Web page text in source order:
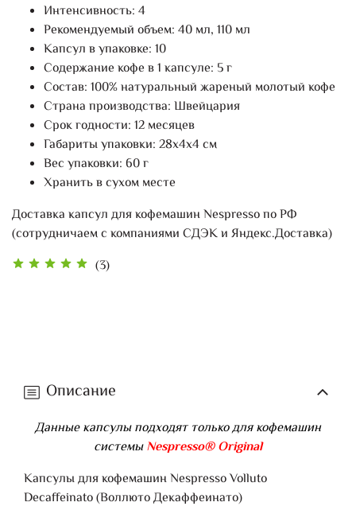
(3)
Интенсивность: 4
Рекомендуемый объем: 40 мл, 110 мл
Капсул в упаковке: 10
Содержание кофе в 1 капсуле: 5 г
Состав: 100% натуральный жареный молотый кофе
Страна производства: Швейцария
Срок годности: 12 месяцев
Габариты упаковки: 28х4х4 см
Вес упаковки: 60 г
Хранить в сухом месте
Доставка капсул для кофемашин Nespresso по РФ
(сотрудничаем с компаниями СДЭК и Яндекс.Доставка)
Описание
Данные капсулы подходят только для кофемашин
системыNespresso® Original
Капсулы для кофемашин Nespresso Volluto
Decaffeinato (Воллюто Декаффеинато)